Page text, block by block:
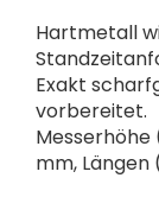
Hartmetall
Exakt
vorbereitet.
Messerhöhe
mm,